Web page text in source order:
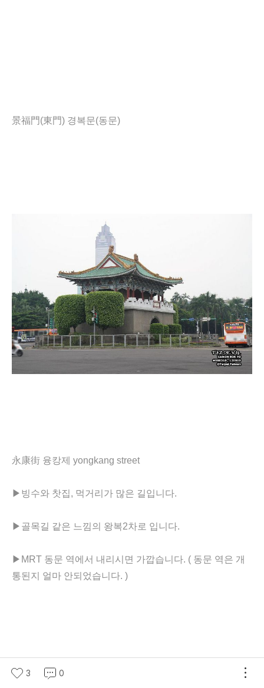
景福門(東門) 경복문(동문)
永康街 융캉제 yongkang street
▶빙수와 찻집, 먹거리가 많은 길입니다.
▶골목길 같은 느낌의 왕복2차로 입니다.
▶MRT 동문 역에서 내리시면 가깝습니다. ( 동문 역은 개
통된지 얼마 안되었습니다. )
3 0